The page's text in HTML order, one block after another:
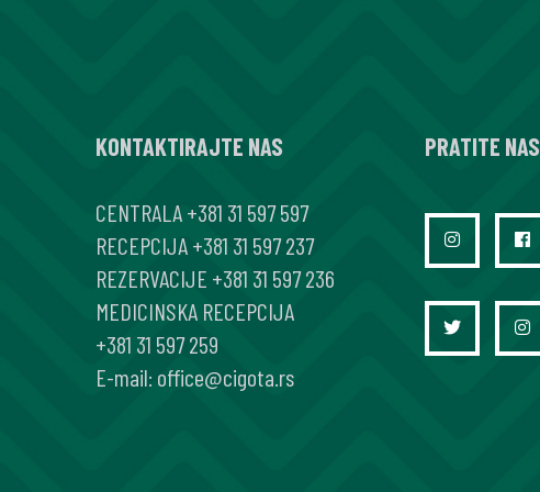
AIMAH
KONTAKTIRAJTE NAS
CENTRALA+381 31 597 597
RECEPCIJA+381 31 597 237
REZERVACIJE +381 31 597 236
MEDICINSKA RECEPCIJA
+381 31 597 259
E-mail: office@cigota.rs
PRATITE NAS